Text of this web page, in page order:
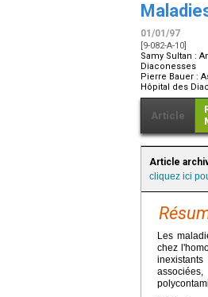
01/01/97
[9-082-A-10]
Samy Sultan :
Diaconesses
Pierre Bauer :
Hôpital des
Article
Article
cliquez ici
Les
chez